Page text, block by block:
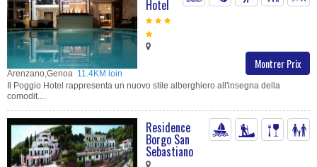
Montrer Prix
Hotel
Arenzano,Genoa 11.4KM loin
Il Poggio Hotel rappresenta un nuovo stile alberghiero all'insegna della
comodit....
Residence
Borgo San
Sebastiano